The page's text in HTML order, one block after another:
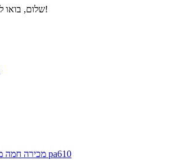
שלום, בואו להתייעץ עם המוצרים שלנו!